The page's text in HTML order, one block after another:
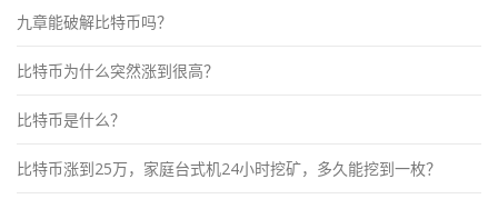
九章能破解比特币吗？
比特币为什么突然涨到很高？
比特币是什么？
比特币涨到25万，家庭台式机24小时挖矿，多久能挖到一枚？